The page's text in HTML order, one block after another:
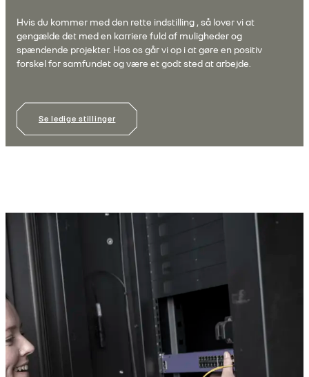
Hvis du kommer med den rette indstilling , så lover vi at
gengælde det med en karriere fuld af muligheder og
spændende projekter. Hos os går vi op i at gøre en positiv
forskel for samfundet og være et godt sted at arbejde.
Se ledige stillinger